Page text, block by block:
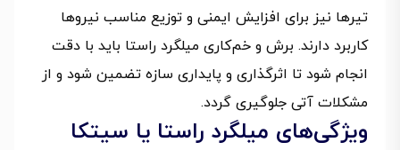
تیرها نیز برای افزایش ایمنی و توزیع مناسب نیروها
کاربرد دارند. برش و خم‌کاری میلگرد راستا باید با دقت
انجام شود تا اثرگذاری و پایداری سازه تضمین شود و از
مشکلات آتی جلوگیری گردد.
ویژگی‌های میلگرد راستا یا سیتکا